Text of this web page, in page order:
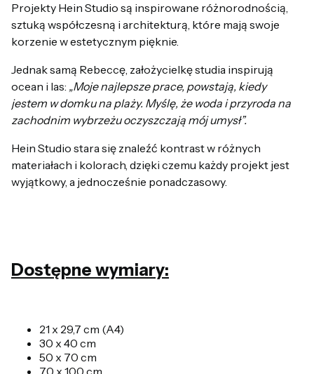
Projekty Hein Studio są inspirowane różnorodnością,
sztuką współczesną i architekturą, które mają swoje
korzenie w estetycznym pięknie.
Jednak samą Rebeccę, założycielkę studia inspirują
ocean i las: „Moje najlepsze prace, powstają, kiedy
jestem w domku na plaży. Myślę, że woda i przyroda na
zachodnim wybrzeżu oczyszczają mój umysł”.
Hein Studio stara się znaleźć kontrast w różnych
materiałach i kolorach, dzięki czemu każdy projekt jest
wyjątkowy, a jednocześnie ponadczasowy.
Dostępne wymiary:
21 x 29,7 cm (A4)
30 x 40 cm
50 x 70 cm